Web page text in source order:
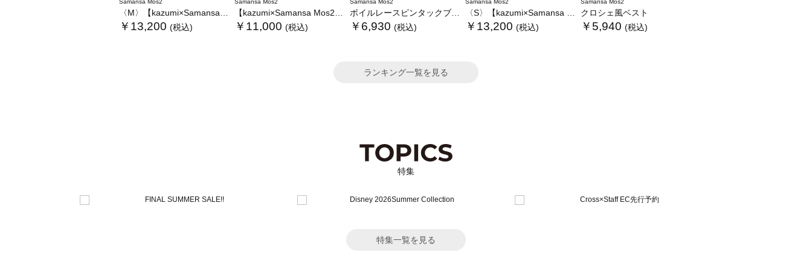
Samansa Mos2
〈M〉【kazumi×Samansa Mos2】キャミワンピース《WEB限定カラーあり》
￥13,200 (税込)
Samansa Mos2
【kazumi×Samansa Mos2】レースフリルブラウス
￥11,000 (税込)
Samansa Mos2
ボイルレースピンタックブラウス
￥6,930 (税込)
Samansa Mos2
〈S〉【kazumi×Samansa Mos2】キャミワンピース《WEB限定カラーあり》
￥13,200 (税込)
Samansa Mos2
クロシェ風ベスト
￥5,940 (税込)
ランキング一覧を見る
特集
特集一覧を見る